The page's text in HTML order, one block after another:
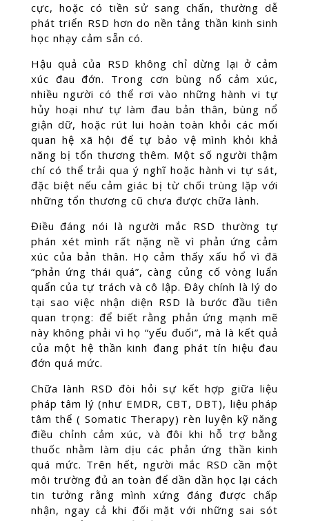
cực, hoặc có tiền sử sang chấn, thường dễ
phát triển RSD hơn do nền tảng thần kinh sinh
học nhạy cảm sẵn có.
Hậu quả của RSD không chỉ dừng lại ở cảm
xúc đau đớn. Trong cơn bùng nổ cảm xúc,
nhiều người có thể rơi vào những hành vi tự
hủy hoại như tự làm đau bản thân, bùng nổ
giận dữ, hoặc rút lui hoàn toàn khỏi các mối
quan hệ xã hội để tự bảo vệ mình khỏi khả
năng bị tổn thương thêm. Một số người thậm
chí có thể trải qua ý nghĩ hoặc hành vi tự sát,
đặc biệt nếu cảm giác bị từ chối trùng lặp với
những tổn thương cũ chưa được chữa lành.
Điều đáng nói là người mắc RSD thường tự
phán xét mình rất nặng nề vì phản ứng cảm
xúc của bản thân. Họ cảm thấy xấu hổ vì đã
“phản ứng thái quá”, càng củng cố vòng luẩn
quẩn của tự trách và cô lập. Đây chính là lý do
tại sao việc nhận diện RSD là bước đầu tiên
quan trọng: để biết rằng phản ứng mạnh mẽ
này không phải vì họ “yếu đuối”, mà là kết quả
của một hệ thần kinh đang phát tín hiệu đau
đớn quá mức.
Chữa lành RSD đòi hỏi sự kết hợp giữa liệu
pháp tâm lý (như EMDR, CBT, DBT), liệu pháp
tâm thể ( Somatic Therapy) rèn luyện kỹ năng
điều chỉnh cảm xúc, và đôi khi hỗ trợ bằng
thuốc nhằm làm dịu các phản ứng thần kinh
quá mức. Trên hết, người mắc RSD cần một
môi trường đủ an toàn để dần dần học lại cách
tin tưởng rằng mình xứng đáng được chấp
nhận, ngay cả khi đối mặt với những sai sót